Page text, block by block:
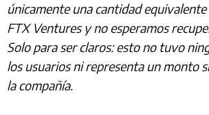
únicamente una cantidad
FTX Ventures y no esperamos
Solo para ser claros: esto no tuvo
los usuarios ni representa un monto
la compañía.